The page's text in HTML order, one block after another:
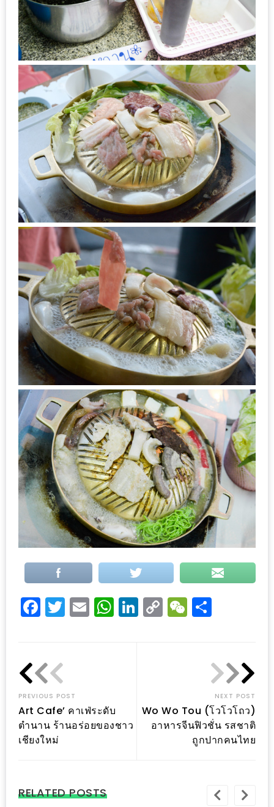
200
บาท
ชี้
เบาะแส
ความ
อร่อย
ตาม
รอย
น้า
อ้วน
ชวน
หิว
ติดต่อ
น้า
อ้วน
ติดต่อ
น้า
อ้วน
น้า
อ้วน
ชวน
คุย
นโยบาย
ความ
เป็น
ส่วน
ตัว
นโยบาย
ความ
เป็น
ส่วน
ผล
ผู้
โชค
ดี
ครั้ง
Facebook
Twitter
EmailWhatsApp
LinkedIn
CopyWeChat
PREVIOUS POST
Art Cafe’ คาเฟ่ระดับ
ตำนาน ร้านอร่อยของชาว
เชียงใหม่
NEXT POST
Wo Wo Tou (โวโวโถว)
อาหารจีนฟิวชั่น รสชาติ
ถูกปากคนไทย
RELATED POSTS